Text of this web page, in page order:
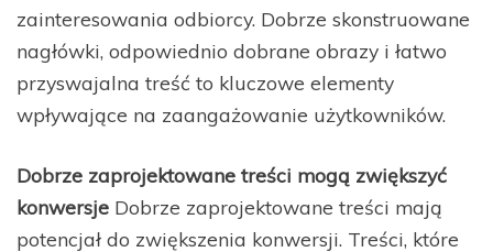
zainteresowania odbiorcy. Dobrze skonstruowane
nagłówki, odpowiednio dobrane obrazy i łatwo
przyswajalna treść to kluczowe elementy
wpływające na zaangażowanie użytkowników.
Dobrze zaprojektowane treści mogą zwiększyć
konwersje Dobrze zaprojektowane treści mają
potencjał do zwiększenia konwersji. Treści, które